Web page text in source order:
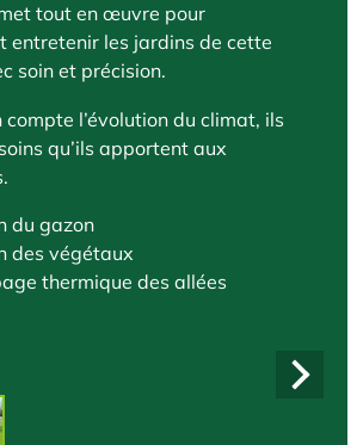
tout en œuvre pour
entretenir les jardins de cette
soin et précision.
compte l’évolution du climat, ils
qu’ils apportent aux
du gazon
des végétaux
thermique des allées